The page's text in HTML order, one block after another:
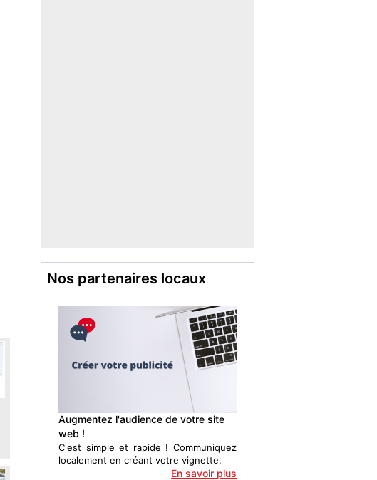
Nos partenaires locaux
Augmentez l'audience de votre site
web !
C'est simple et rapide ! Communiquez
localement en créant votre vignette.
En savoir plus